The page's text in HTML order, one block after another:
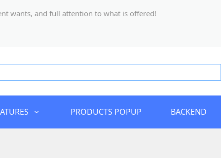
wants, and full attention to what is offered!
PRODUCTS POPUP BACKEND